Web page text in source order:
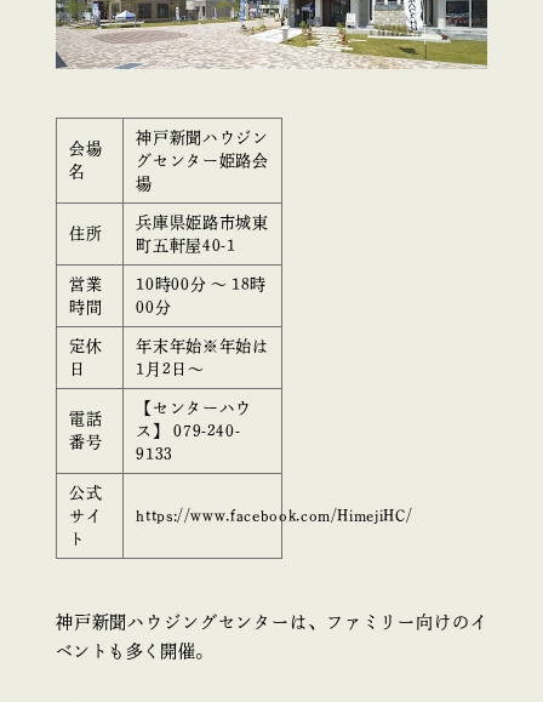
会場
名
神戸新聞ハウジン
グセンター姫路会
場
住所
兵庫県姫路市城東
町五軒屋40-1
営業
時間
10時00分 ～ 18時
00分
定休
日
年末年始※年始は
1月2日〜
電話
番号
【センターハウ
ス】 079-240-
9133
公式
サイ
ト
https://www.facebook.com/HimejiHC/
神戸新聞ハウジングセンターは、ファミリー向けのイ
ベントも多く開催。